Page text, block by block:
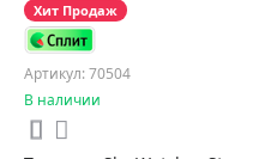
Хит Продаж
Артикул: 70504
В наличии